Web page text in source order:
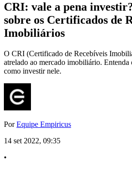
CRI: vale a pena
sobre os Certificados de
Imobiliários
O CRI (Certificado de Recebíveis
atrelado ao mercado imobiliário.
como investir nele.
PorEquipe Empiricus
14 set 2022, 09:35
•